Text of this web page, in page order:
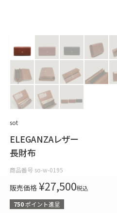
sot
ELEGANZAレザー
長財布
商品番号 so-w-0195
販売価格 ¥27,500税込
750ポイント進呈